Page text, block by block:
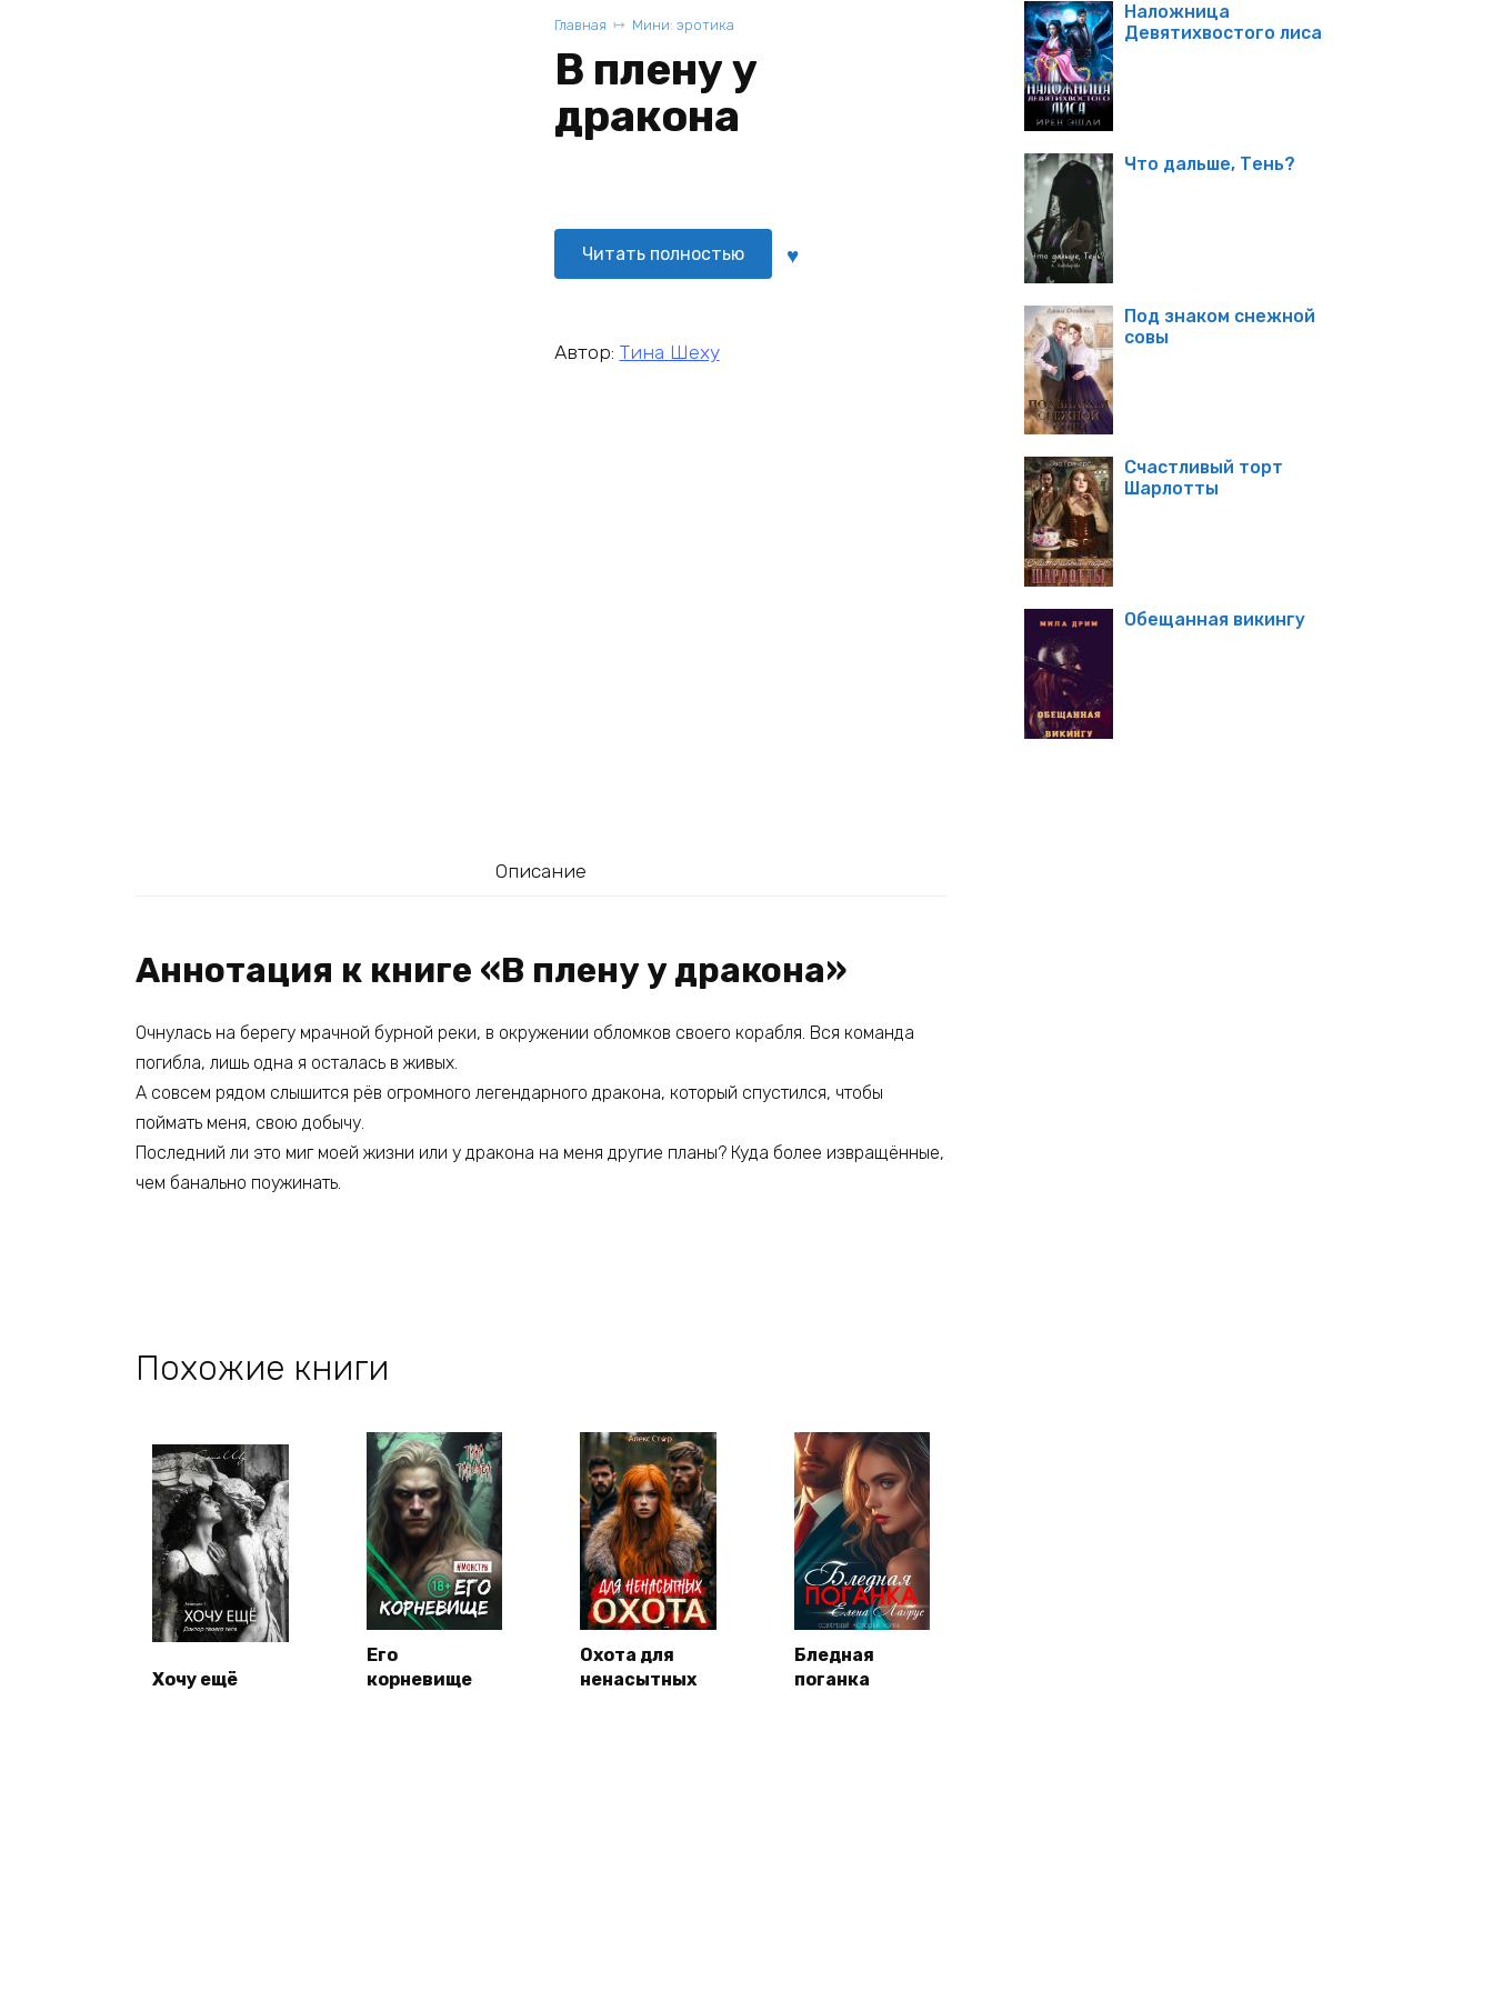
Главная Мини: эротика
В плену у
дракона
Читать полностью
Автор: Тина Шеху
Описание
Аннотация к книге «В плену у дракона»
Очнулась на берегу мрачной бурной реки, в окружении обломков своего корабля. Вся команда
погибла, лишь одна я осталась в живых.
А совсем рядом слышится рёв огромного легендарного дракона, который спустился, чтобы
поймать меня, свою добычу.
Последний ли это миг моей жизни или у дракона на меня другие планы? Куда более извращённые,
чем банально поужинать.
Похожие книги
Хочу ещё
Его
корневище
Охота для
ненасытных
Бледная
поганка
Наложница
Девятихвостого лиса
Что дальше, Тень?
Под знаком снежной
совы
Счастливый торт
Шарлотты
Обещанная викингу